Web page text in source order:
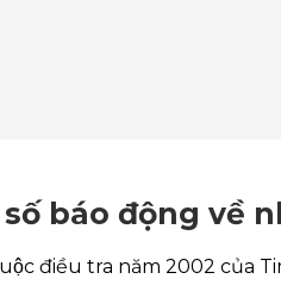
số báo động về
điều tra năm 2002 của